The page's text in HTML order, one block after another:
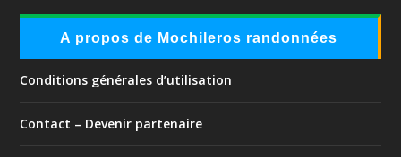
A propos de Mochileros randonnées
Conditions générales d’utilisation
Contact – Devenir partenaire